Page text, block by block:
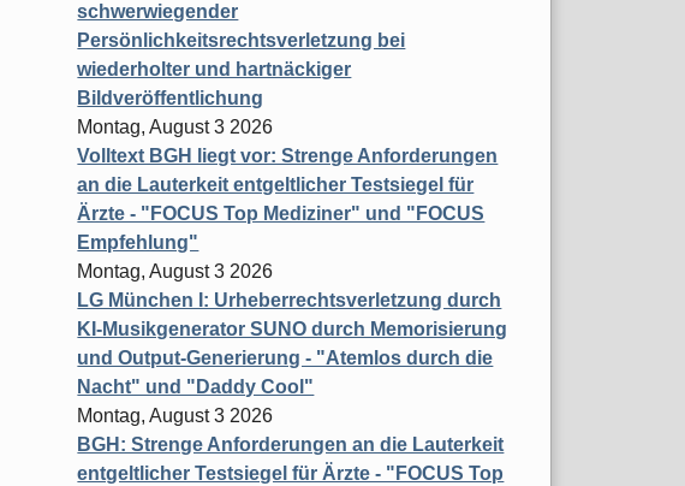
schwerwiegender
Persönlichkeitsrechtsverletzung bei
wiederholter und hartnäckiger
Bildveröffentlichung
Montag, August 3 2026
Volltext BGH liegt vor: Strenge Anforderungen
an die Lauterkeit entgeltlicher Testsiegel für
Ärzte - "FOCUS Top Mediziner" und "FOCUS
Empfehlung"
Montag, August 3 2026
LG München I: Urheberrechtsverletzung durch
KI-Musikgenerator SUNO durch Memorisierung
und Output-Generierung - "Atemlos durch die
Nacht" und "Daddy Cool"
Montag, August 3 2026
BGH: Strenge Anforderungen an die Lauterkeit
entgeltlicher Testsiegel für Ärzte - "FOCUS Top